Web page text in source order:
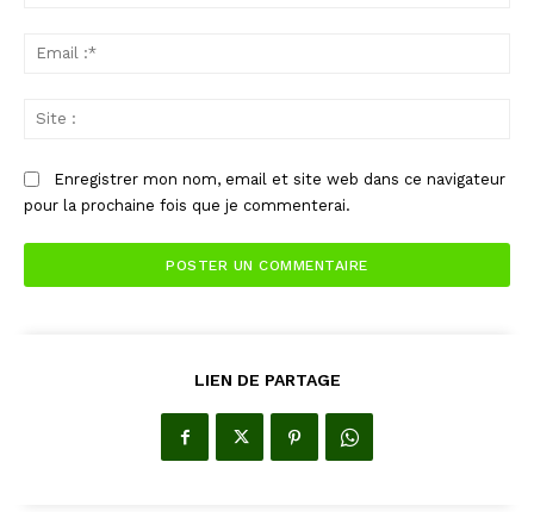
Enregistrer mon nom, email et site web dans ce navigateur
pour la prochaine fois que je commenterai.
LIEN DE PARTAGE